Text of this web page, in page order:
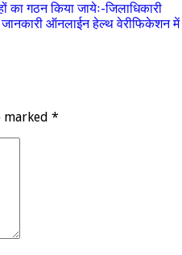
गठन किया जायेः-जिलाधिकारी
ऑनलाईन हेल्थ वेरीफिकेशन में
*